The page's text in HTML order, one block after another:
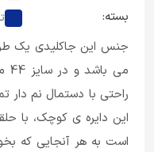
بسته:
جنس این جاکلیدی یک
راحتی با دستمال نم
این دایره ی کوچک، با
است به هر آنجایی که